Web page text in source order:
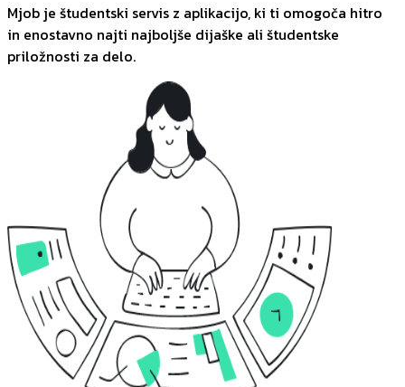
Mjob je študentski servis z aplikacijo, ki ti omogoča hitro
in enostavno najti najboljše dijaške ali študentske
priložnosti za delo.